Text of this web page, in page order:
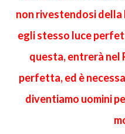
non rivestendosi
egli stesso luce
questa, entrerà nel
perfetta, ed è
diventiamo uomini